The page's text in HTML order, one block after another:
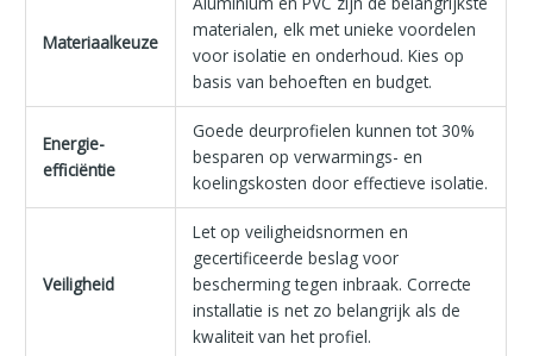
Materiaalkeuze
materialen, elk met unieke voordelen
voor isolatie en onderhoud. Kies op
basis van behoeften en budget.
Energie-
efficiëntie
Goede deurprofielen kunnen tot 30%
besparen op verwarmings- en
koelingskosten door effectieve isolatie.
Veiligheid
Let op veiligheidsnormen en
gecertificeerde beslag voor
bescherming tegen inbraak. Correcte
installatie is net zo belangrijk als de
kwaliteit van het profiel.